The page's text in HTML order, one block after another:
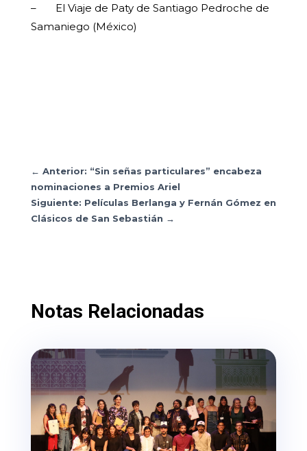
– El Viaje de Paty de Santiago Pedroche de
Samaniego (México)
← Anterior: “Sin señas particulares” encabeza
nominaciones a Premios Ariel
Siguiente: Películas Berlanga y Fernán Gómez en
Clásicos de San Sebastián →
Notas Relacionadas